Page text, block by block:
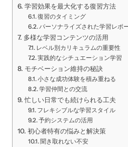
学習効果を最大化する復習方法
復習のタイミング
パーソナライズされた学習レポ
多様な学習コンテンツの活用
レベル別カリキュラムの重要性
実践的なシチュエーション学習
モチベーション維持の秘訣
小さな成功体験を積み重ねる
学習仲間との交流
忙しい日常でも続けられる工夫
フレキシブルな学習スタイル
予約システムの活用
初心者特有の悩みと解決策
聞き取れない不安